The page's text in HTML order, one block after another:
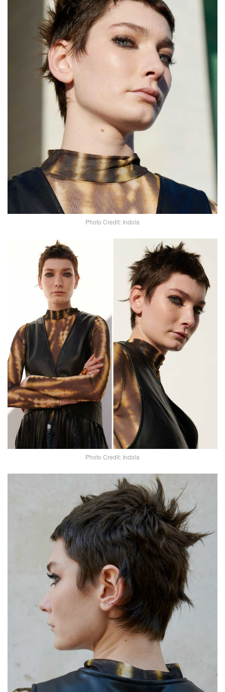
Photo Credit: Indola
Photo Credit: Indola